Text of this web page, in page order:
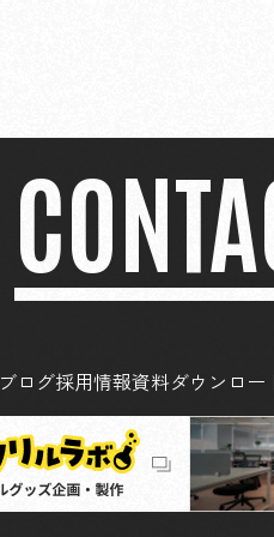
ブログ採用情報資料ダウンロー